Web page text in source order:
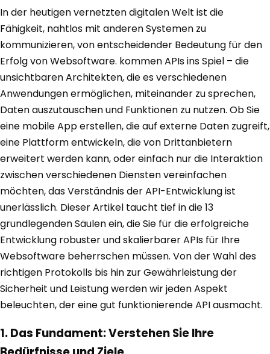
In der heutigen vernetzten digitalen Welt ist die
Fähigkeit, nahtlos mit anderen Systemen zu
kommunizieren, von entscheidender Bedeutung für den
Erfolg von Websoftware. kommen APIs ins Spiel – die
unsichtbaren Architekten, die es verschiedenen
Anwendungen ermöglichen, miteinander zu sprechen,
Daten auszutauschen und Funktionen zu nutzen. Ob Sie
eine mobile App erstellen, die auf externe Daten zugreift,
eine Plattform entwickeln, die von Drittanbietern
erweitert werden kann, oder einfach nur die Interaktion
zwischen verschiedenen Diensten vereinfachen
möchten, das Verständnis der API-Entwicklung ist
unerlässlich. Dieser Artikel taucht tief in die 13
grundlegenden Säulen ein, die Sie für die erfolgreiche
Entwicklung robuster und skalierbarer APIs für Ihre
Websoftware beherrschen müssen. Von der Wahl des
richtigen Protokolls bis hin zur Gewährleistung der
Sicherheit und Leistung werden wir jeden Aspekt
beleuchten, der eine gut funktionierende API ausmacht.
1. Das Fundament: Verstehen Sie Ihre